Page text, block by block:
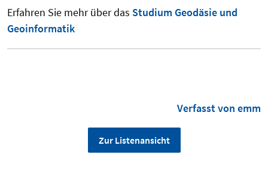
Erfahren Sie mehr über das Studium Geodäsie und
Geoinformatik
Verfasst von emm
Zur Listenansicht